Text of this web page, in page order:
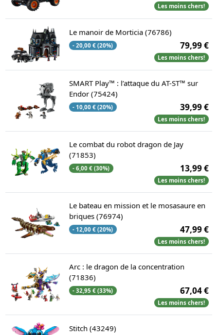
Les moins chers!
Le manoir de Morticia (76786)
- 20,00 € (20%) 79,99 €
Les moins chers!
SMART Play™ : l’attaque du AT-ST™ sur
Endor (75424)
- 10,00 € (20%) 39,99 €
Les moins chers!
Le combat du robot dragon de Jay
(71853)
- 6,00 € (30%) 13,99 €
Les moins chers!
Le bateau en mission et le mosasaure en
briques (76974)
- 12,00 € (20%) 47,99 €
Les moins chers!
Arc : le dragon de la concentration
(71836)
- 32,95 € (33%) 67,04 €
Les moins chers!
Stitch (43249)